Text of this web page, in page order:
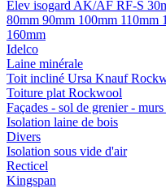
Elev isogard AK/AF RF-S
80mm 90mm 100mm 110mm
160mm
Idelco
Laine minérale
Toit incliné Ursa Knauf
Toiture plat Rockwool
Façades - sol de grenier -
Isolation laine de bois
Divers
Isolation sous vide d'air
Recticel
Kingspan